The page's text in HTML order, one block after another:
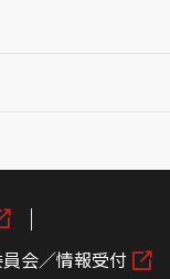
会／情報受付